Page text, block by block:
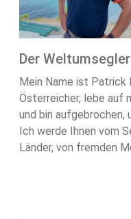
Der Weltumsegler
Mein Name ist Patrick
Österreicher, lebe auf
und bin aufgebrochen,
Ich werde Ihnen vom
Länder, von fremden